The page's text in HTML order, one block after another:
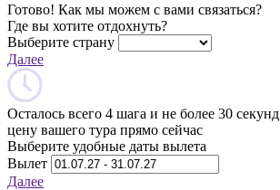
Готово! Как мы можем с вами связаться?
Где вы хотите отдохнуть?
Выберите страну
Далее
Осталось всего 4 шага и не более 30
цену вашего тура прямо сейчас
Выберите удобные даты вылета
Вылет
Далее